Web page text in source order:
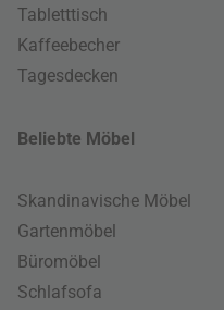
Tabletttisch
Kaffeebecher
Tagesdecken
Beliebte Möbel
Skandinavische Möbel
Gartenmöbel
Büromöbel
Schlafsofa